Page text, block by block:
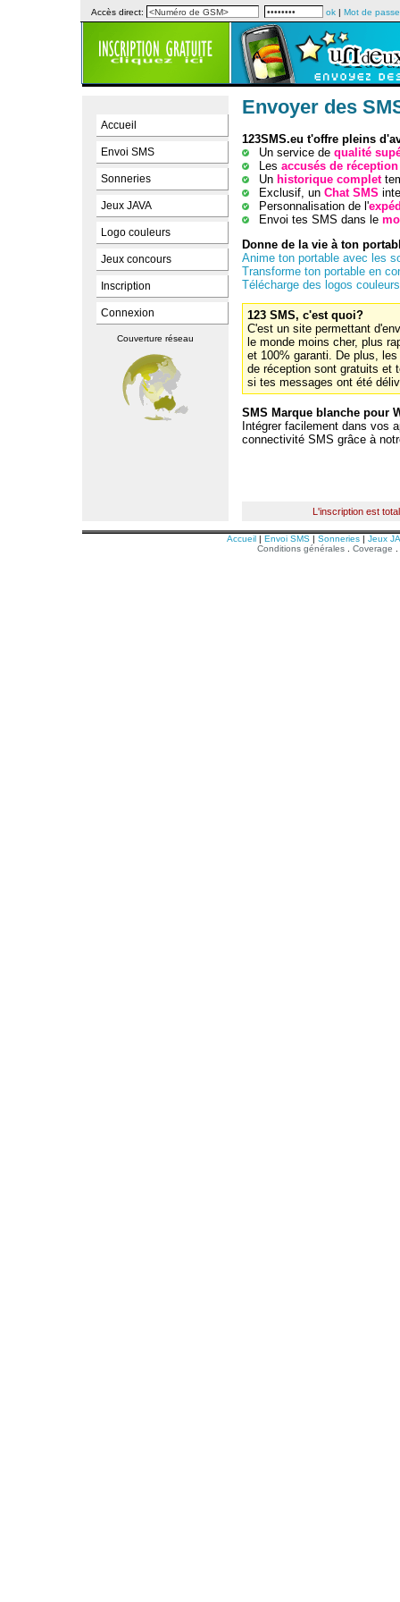
Accès direct: ok | Mot de
Accueil
Envoi SMS
Sonneries
Jeux JAVA
Logo couleurs
Jeux concours
Inscription
Connexion
Couverture réseau
Envoyer des
123SMS.eu t'offre pleins
Un service de qualité
Les accusés de réception
Un historique complet
Exclusif, un Chat SMS
Personnalisation de l'
Envoi tes SMS dans le
Donne de la vie à ton
Anime ton portable avec les
Transforme ton portable en
Télécharge des logos couleurs
123 SMS, c'est quoi?
C'est un site permettant
le monde moins cher, plus
et 100% garanti. De plus,
de réception sont gratuits et
si tes messages ont été
SMS Marque blanche pour
Intégrer facilement dans vos
connectivité SMS grâce à
L'inscription est
Accueil | Envoi SMS | Sonneries | Jeux
Conditions générales. Coverage